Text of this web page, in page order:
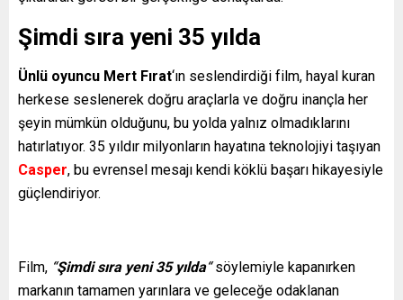
Şimdi sıra yeni 35 yılda
Ünlü oyuncu Mert Fırat‘ın seslendirdiği film, hayal kuran
herkese seslenerek doğru araçlarla ve doğru inançla her
şeyin mümkün olduğunu, bu yolda yalnız olmadıklarını
hatırlatıyor. 35 yıldır milyonların hayatına teknolojiyi taşıyan
Casper, bu evrensel mesajı kendi köklü başarı hikayesiyle
güçlendiriyor.
Film, “Şimdi sıra yeni 35 yılda“söylemiyle kapanırken
markanın tamamen yarınlara ve geleceğe odaklanan